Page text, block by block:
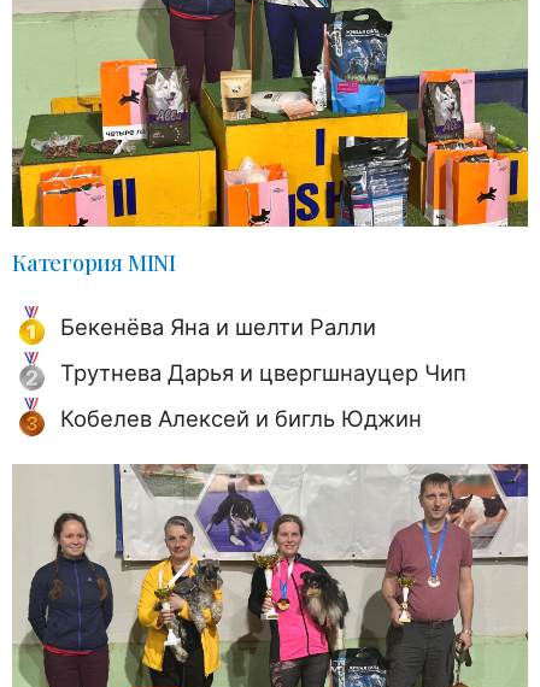
Категория MINI
Бекенёва Яна и шелти Ралли
Трутнева Дарья и цвергшнауцер Чип
Кобелев Алексей и бигль Юджин